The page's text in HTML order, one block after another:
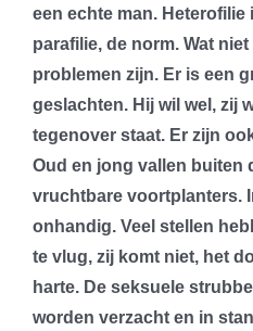
een echte man.
parafilie, de norm. Wat
problemen zijn. Er is een
geslachten. Hij wil wel, zij
tegenover staat. Er zijn
Oud en jong vallen buiten
vruchtbare voortplanters.
onhandig. Veel stellen
te vlug, zij komt niet, het
harte. De seksuele
worden verzacht en in